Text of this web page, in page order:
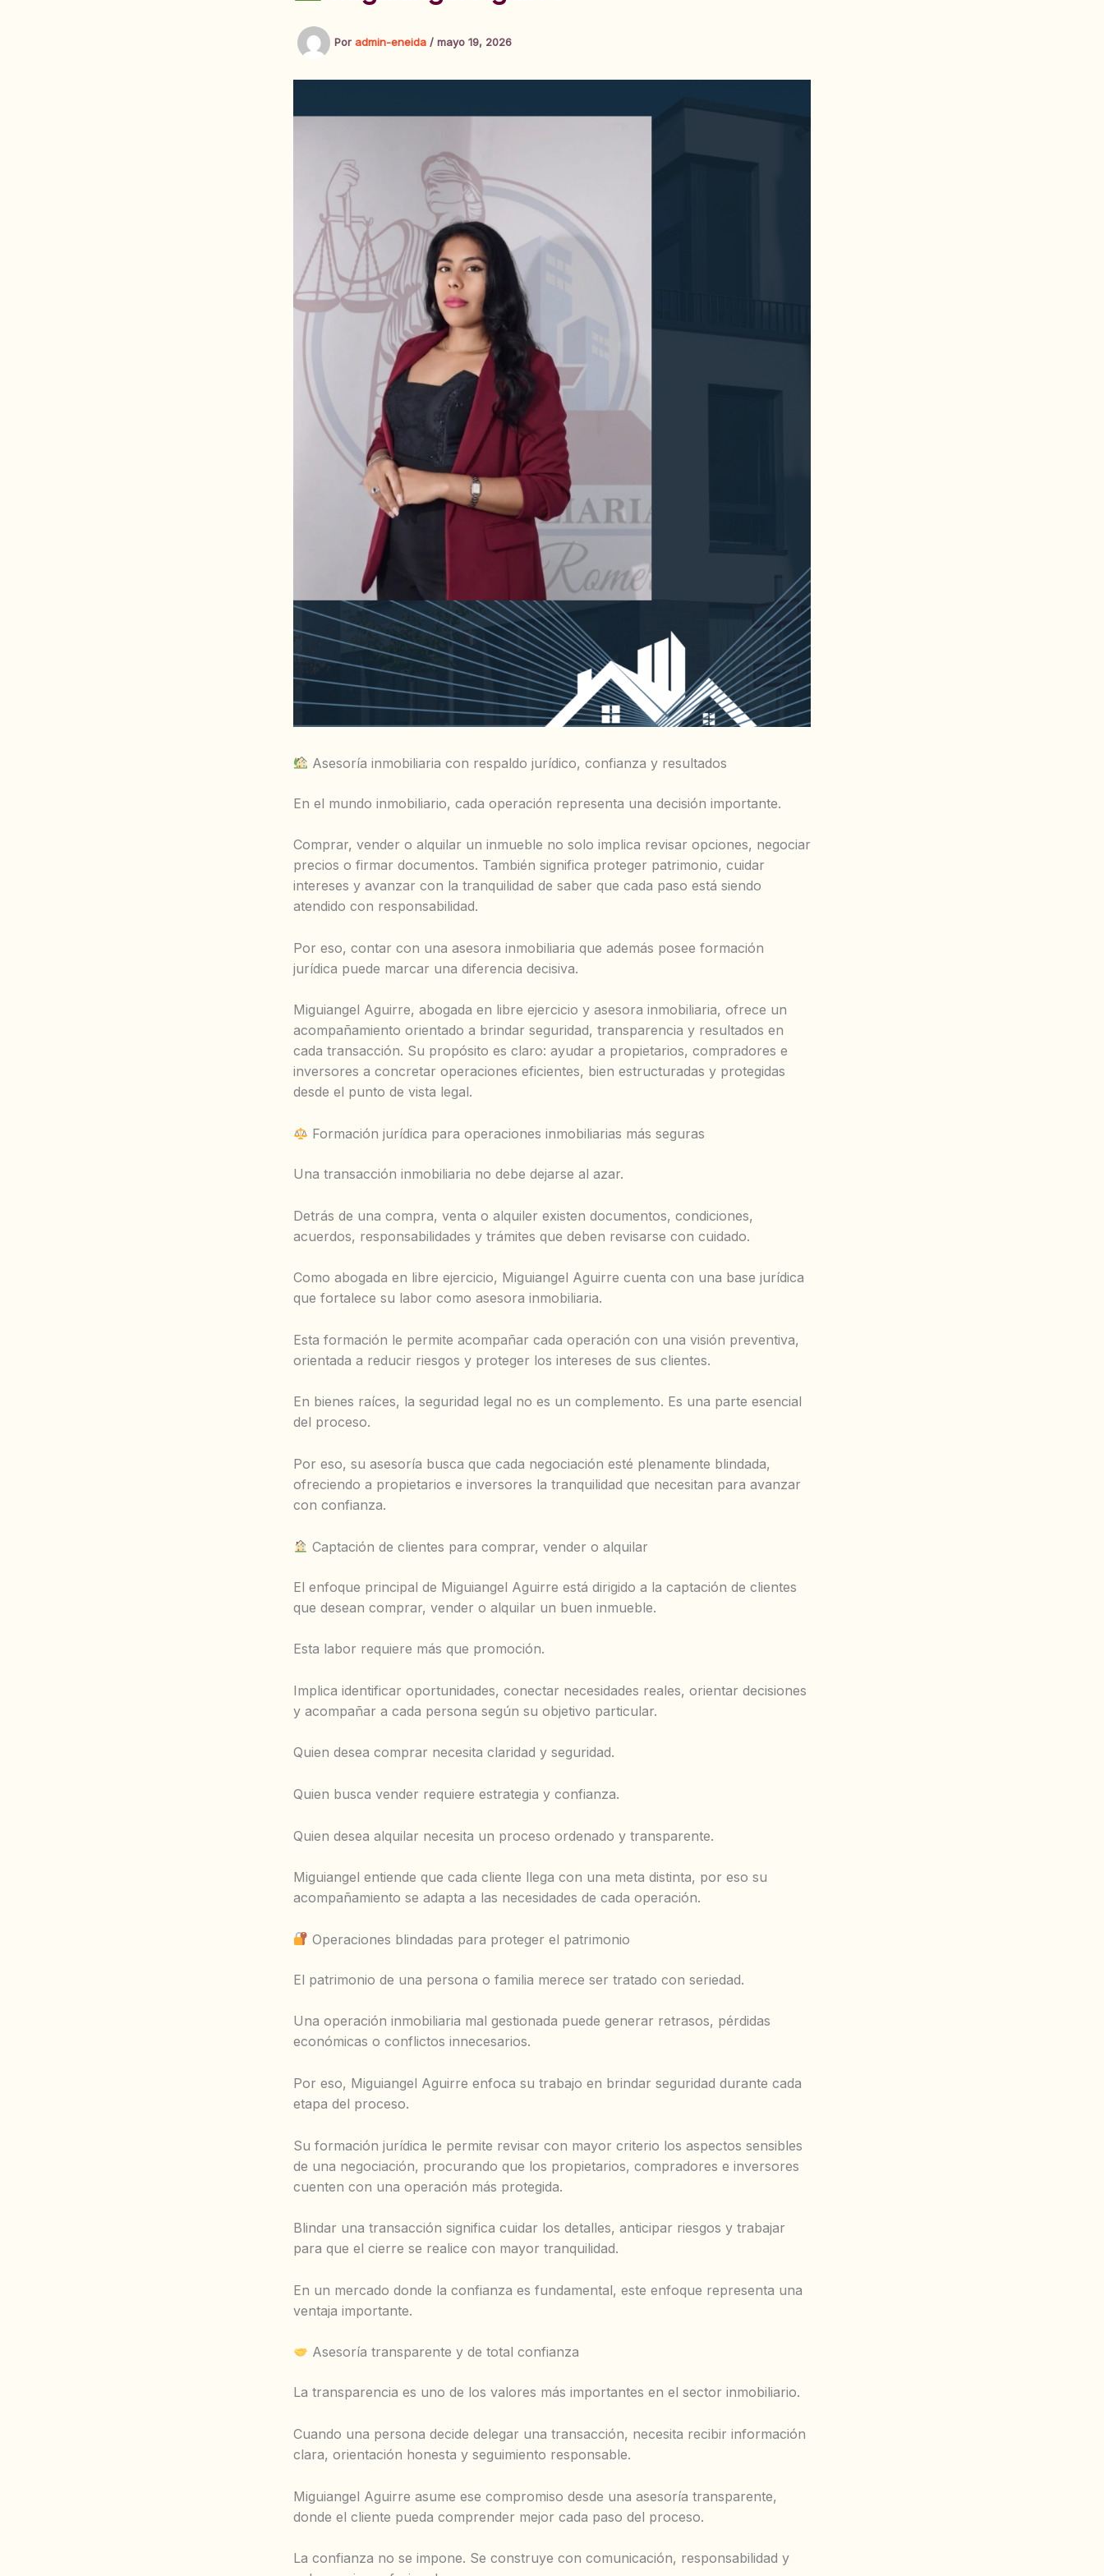
Por admin-eneida / mayo 19, 2026
Asesoría inmobiliaria con respaldo jurídico, confianza y resultados
En el mundo inmobiliario, cada operación representa una decisión importante.
Comprar, vender o alquilar un inmueble no solo implica revisar opciones, negociar
precios o firmar documentos. También significa proteger patrimonio, cuidar
intereses y avanzar con la tranquilidad de saber que cada paso está siendo
atendido con responsabilidad.
Por eso, contar con una asesora inmobiliaria que además posee formación
jurídica puede marcar una diferencia decisiva.
Miguiangel Aguirre, abogada en libre ejercicio y asesora inmobiliaria, ofrece un
acompañamiento orientado a brindar seguridad, transparencia y resultados en
cada transacción. Su propósito es claro: ayudar a propietarios, compradores e
inversores a concretar operaciones eficientes, bien estructuradas y protegidas
desde el punto de vista legal.
Formación jurídica para operaciones inmobiliarias más seguras
Una transacción inmobiliaria no debe dejarse al azar.
Detrás de una compra, venta o alquiler existen documentos, condiciones,
acuerdos, responsabilidades y trámites que deben revisarse con cuidado.
Como abogada en libre ejercicio, Miguiangel Aguirre cuenta con una base jurídica
que fortalece su labor como asesora inmobiliaria.
Esta formación le permite acompañar cada operación con una visión preventiva,
orientada a reducir riesgos y proteger los intereses de sus clientes.
En bienes raíces, la seguridad legal no es un complemento. Es una parte esencial
del proceso.
Por eso, su asesoría busca que cada negociación esté plenamente blindada,
ofreciendo a propietarios e inversores la tranquilidad que necesitan para avanzar
con confianza.
Captación de clientes para comprar, vender o alquilar
El enfoque principal de Miguiangel Aguirre está dirigido a la captación de clientes
que desean comprar, vender o alquilar un buen inmueble.
Esta labor requiere más que promoción.
Implica identificar oportunidades, conectar necesidades reales, orientar decisiones
y acompañar a cada persona según su objetivo particular.
Quien desea comprar necesita claridad y seguridad.
Quien busca vender requiere estrategia y confianza.
Quien desea alquilar necesita un proceso ordenado y transparente.
Miguiangel entiende que cada cliente llega con una meta distinta, por eso su
acompañamiento se adapta a las necesidades de cada operación.
Operaciones blindadas para proteger el patrimonio
El patrimonio de una persona o familia merece ser tratado con seriedad.
Una operación inmobiliaria mal gestionada puede generar retrasos, pérdidas
económicas o conflictos innecesarios.
Por eso, Miguiangel Aguirre enfoca su trabajo en brindar seguridad durante cada
etapa del proceso.
Su formación jurídica le permite revisar con mayor criterio los aspectos sensibles
de una negociación, procurando que los propietarios, compradores e inversores
cuenten con una operación más protegida.
Blindar una transacción significa cuidar los detalles, anticipar riesgos y trabajar
para que el cierre se realice con mayor tranquilidad.
En un mercado donde la confianza es fundamental, este enfoque representa una
ventaja importante.
Asesoría transparente y de total confianza
La transparencia es uno de los valores más importantes en el sector inmobiliario.
Cuando una persona decide delegar una transacción, necesita recibir información
clara, orientación honesta y seguimiento responsable.
Miguiangel Aguirre asume ese compromiso desde una asesoría transparente,
donde el cliente pueda comprender mejor cada paso del proceso.
La confianza no se impone. Se construye con comunicación, responsabilidad y